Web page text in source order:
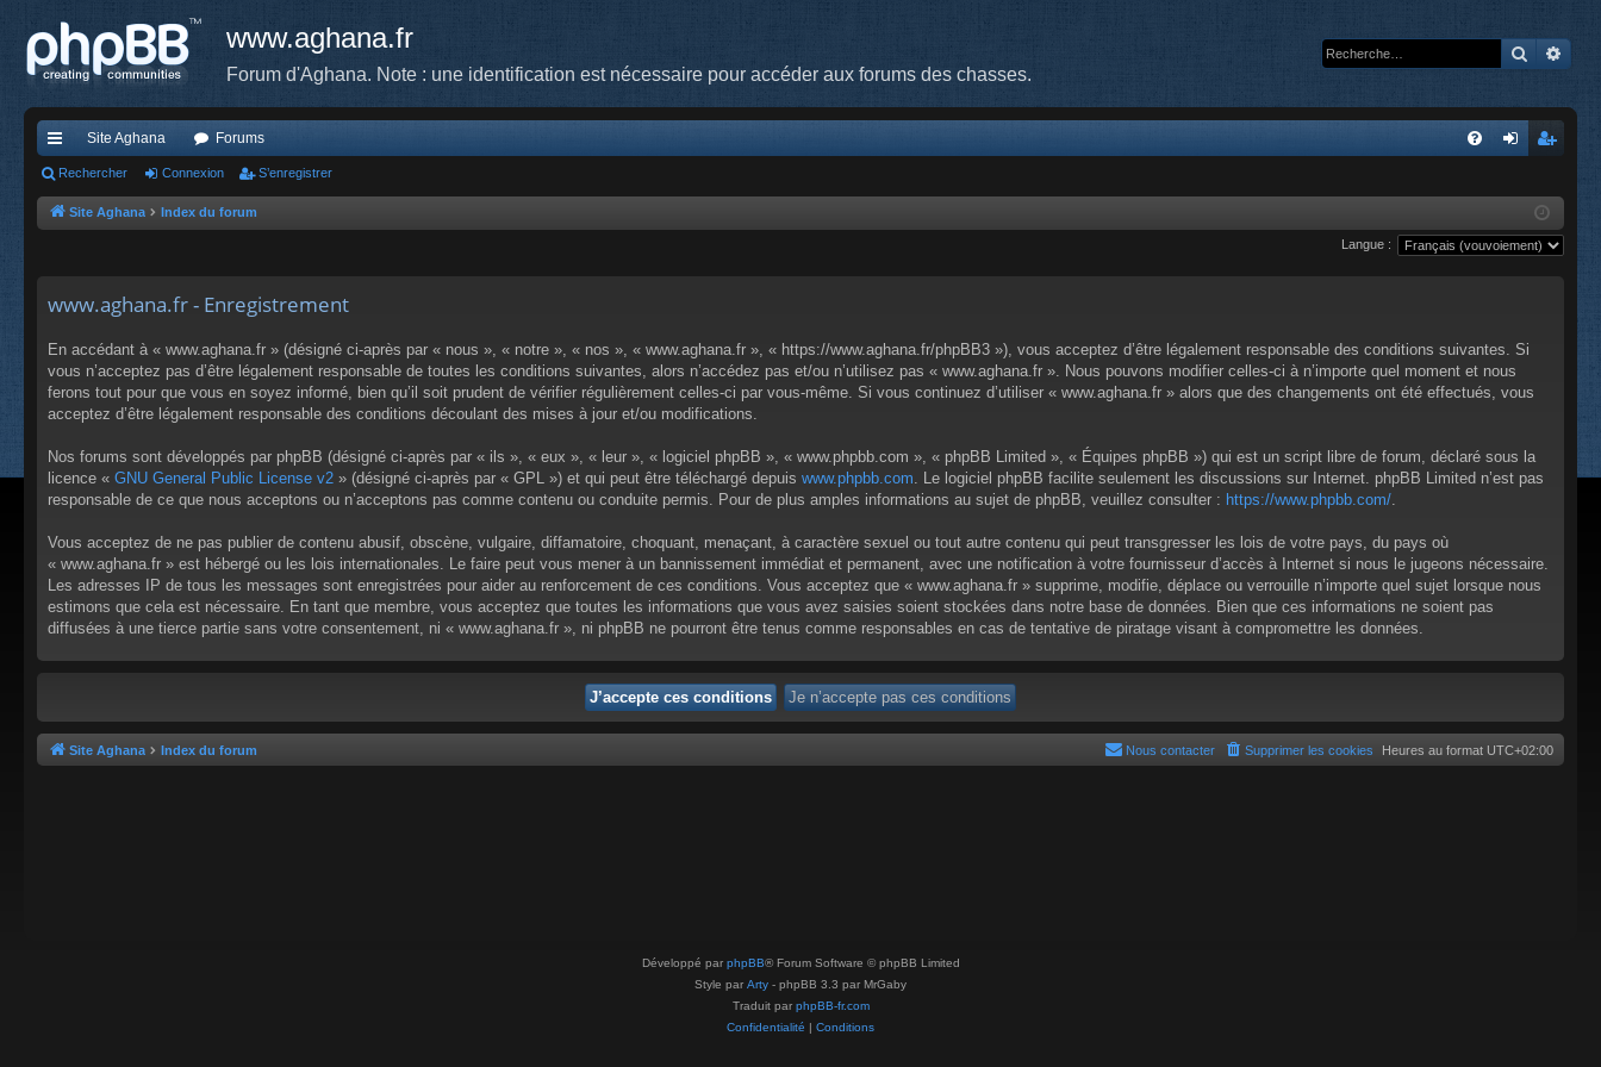
www.aghana.fr
Forum d'Aghana. Note : une identification est nécessaire pour accéder aux forums des chasses.
cc
ès
de
Site Aghana Forums
xi
nr
eg
Rechercher Connexion S’enregistrer
Site Aghana Index du forum
Langue :
www.aghana.fr - Enregistrement
En accédant à « www.aghana.fr » (désigné ci-après par « nous », « notre », « nos », « www.aghana.fr », « https://www.aghana.fr/phpBB3 »), vous acceptez d’être légalement responsable des conditions suivantes. Si
vous n’acceptez pas d’être légalement responsable de toutes les conditions suivantes, alors n’accédez pas et/ou n’utilisez pas « www.aghana.fr ». Nous pouvons modifier celles-ci à n’importe quel moment et nous
ferons tout pour que vous en soyez informé, bien qu’il soit prudent de vérifier régulièrement celles-ci par vous-même. Si vous continuez d’utiliser « www.aghana.fr » alors que des changements ont été effectués, vous
acceptez d’être légalement responsable des conditions découlant des mises à jour et/ou modifications.
Nos forums sont développés par phpBB (désigné ci-après par « ils », « eux », « leur », « logiciel phpBB », « www.phpbb.com », « phpBB Limited », « Équipes phpBB ») qui est un script libre de forum, déclaré sous la
licence « GNU General Public License v2 » (désigné ci-après par « GPL ») et qui peut être téléchargé depuis www.phpbb.com. Le logiciel phpBB facilite seulement les discussions sur Internet. phpBB Limited n’est pas
responsable de ce que nous acceptons ou n’acceptons pas comme contenu ou conduite permis. Pour de plus amples informations au sujet de phpBB, veuillez consulter : https://www.phpbb.com/.
Vous acceptez de ne pas publier de contenu abusif, obscène, vulgaire, diffamatoire, choquant, menaçant, à caractère sexuel ou tout autre contenu qui peut transgresser les lois de votre pays, du pays où
« www.aghana.fr » est hébergé ou les lois internationales. Le faire peut vous mener à un bannissement immédiat et permanent, avec une notification à votre fournisseur d’accès à Internet si nous le jugeons nécessaire.
Les adresses IP de tous les messages sont enregistrées pour aider au renforcement de ces conditions. Vous acceptez que « www.aghana.fr » supprime, modifie, déplace ou verrouille n’importe quel sujet lorsque nous
estimons que cela est nécessaire. En tant que membre, vous acceptez que toutes les informations que vous avez saisies soient stockées dans notre base de données. Bien que ces informations ne soient pas
diffusées à une tierce partie sans votre consentement, ni « www.aghana.fr », ni phpBB ne pourront être tenus comme responsables en cas de tentative de piratage visant à compromettre les données.
Site Aghana Index du forum Heures au format UTC+02:00
Supprimer les cookies
Nous contacter
Développé par phpBB® Forum Software © phpBB Limited
Style par Arty - phpBB 3.3 par MrGaby
Traduit par phpBB-fr.com
Confidentialité | Conditions